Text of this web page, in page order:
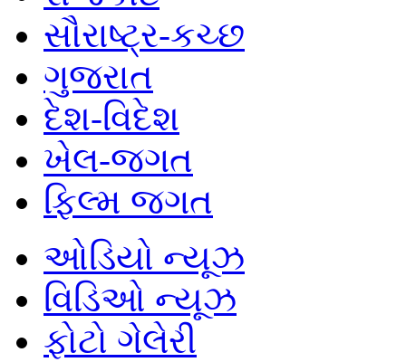
સૌરાષ્ટ્ર-કચ્છ
ગુજરાત
દેશ-વિદેશ
ખેલ-જગત
ફિલ્મ જગત
ઓડિયો ન્યૂઝ
વિડિઓ ન્યૂઝ
ફોટો ગેલેરી